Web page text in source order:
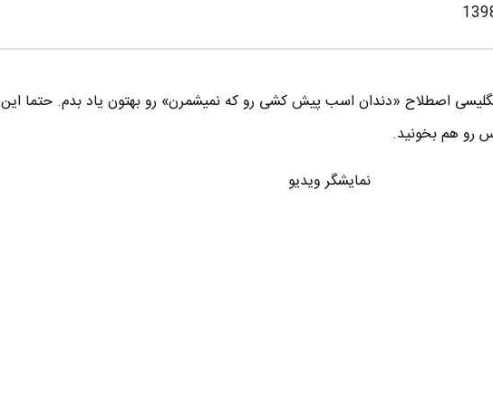
اصطلاح «دندان اسب پیش کشی رو که نمیشمرن» رو بهتون یاد بدم. حتما این
رو هم بخونید.
نمایشگر ویدیو